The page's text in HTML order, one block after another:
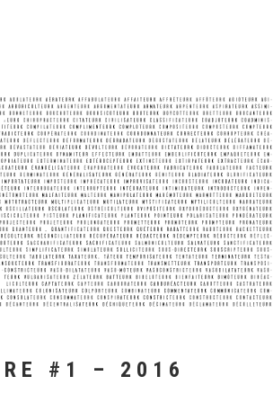
#1 – 2016